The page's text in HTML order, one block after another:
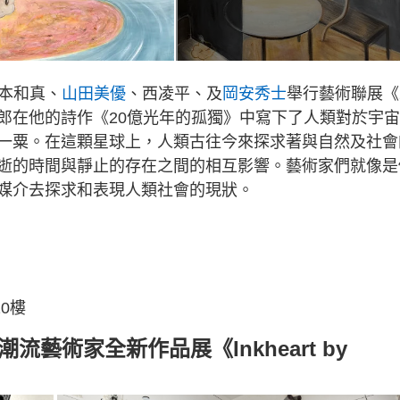
和真、 山田美優 、西凌平、及 岡安秀士舉行藝術聯展
在他的詩作《20億光年的孤獨》中寫下了人類對於宇
粟。在這顆星球上，人類古往今來探求著與自然及社
的時間與靜止的存在之間的相互影響。藝術家們就像
介去探求和表現人類社會的現狀。
樓
流藝術家全新作品展《Inkheart by